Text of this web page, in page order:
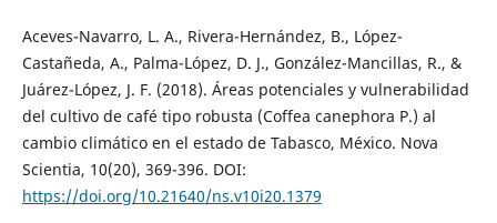
Aceves-Navarro, L. A., Rivera-Hernández, B., López-
Castañeda, A., Palma-López, D. J., González-Mancillas, R., &
Juárez-López, J. F. (2018). Áreas potenciales y vulnerabilidad
del cultivo de café tipo robusta (Coffea canephora P.) al
cambio climático en el estado de Tabasco, México. Nova
Scientia, 10(20), 369-396. DOI:
https://doi.org/10.21640/ns.v10i20.1379